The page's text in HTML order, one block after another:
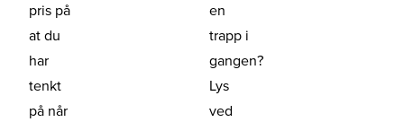
pris på
at du
har
tenkt
på når
en
trapp i
gangen?
Lys
ved